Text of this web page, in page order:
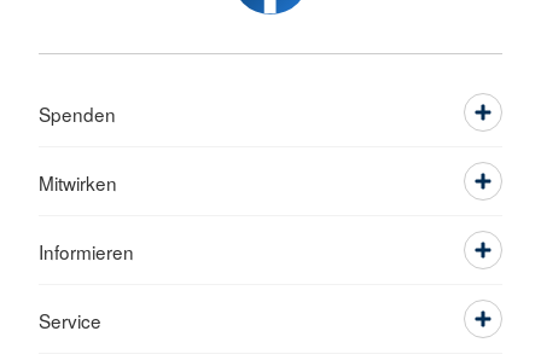
Spenden
Mitwirken
Informieren
Service